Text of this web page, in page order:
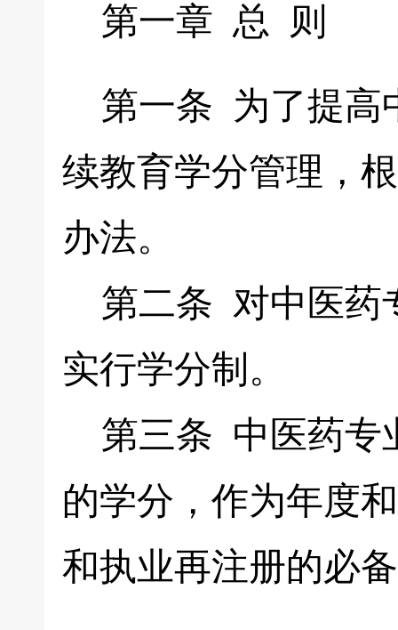
第一章 总 则
第一条 为了提高
续教育学分管理，
办法。
第二条 对中医药
实行学分制。
第三条 中医药专
的学分，作为年度
和执业再注册的必